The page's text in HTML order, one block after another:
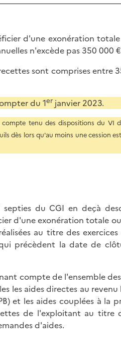
d'une exonération
n'excède pas 350 000
sont comprises entre
du 1erjanvier 2023.
compte tenu des dispositions du VI
dès lors qu'au moins une cession
du CGI en deçà
d'une exonération totale
au titre des exercices
précèdent la date de
compte de l'ensemble
les aides directes au revenu
et les aides couplées à la
de l'exploitant au titre
d'aides.